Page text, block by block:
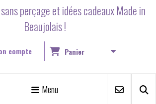
perçage et idées cadeaux Made in
Beaujolais !
compte Panier
Menu